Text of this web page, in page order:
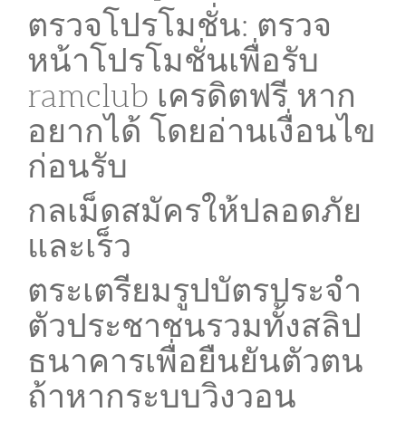
ตรวจโปรโมชั่น: ตรวจ
หน้าโปรโมชั่นเพื่อรับ
ramclub เครดิตฟรี หาก
อยากได้ โดยอ่านเงื่อนไข
ก่อนรับ
กลเม็ดสมัครให้ปลอดภัย
และเร็ว
ตระเตรียมรูปบัตรประจำ
ตัวประชาชนรวมทั้งสลิป
ธนาคารเพื่อยืนยันตัวตน
ถ้าหากระบบวิงวอน